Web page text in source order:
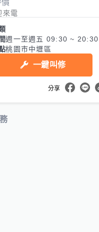
來電
週一至週五 09:30 ~ 20:30
桃園市中壢區
一鍵叫修
分享